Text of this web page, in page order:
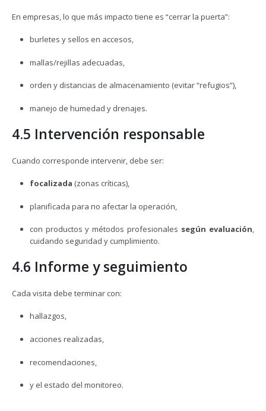
En empresas, lo que más impacto tiene es “cerrar la puerta”:
burletes y sellos en accesos,
mallas/rejillas adecuadas,
orden y distancias de almacenamiento (evitar “refugios”),
manejo de humedad y drenajes.
4.5 Intervención responsable
Cuando corresponde intervenir, debe ser:
focalizada (zonas críticas),
planificada para no afectar la operación,
con productos y métodos profesionales según evaluación,
cuidando seguridad y cumplimiento.
4.6 Informe y seguimiento
Cada visita debe terminar con:
hallazgos,
acciones realizadas,
recomendaciones,
y el estado del monitoreo.